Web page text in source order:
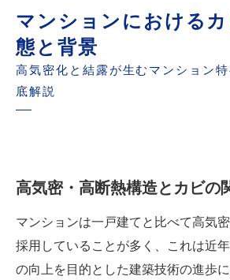
マンションにおける
態と背景
高気密化と結露が生むマンション
底解説
高気密・高断熱構造とカビの
マンションは一戸建てと比べて高気
採用していることが多く、これは近
の向上を目的とした建築技術の進歩